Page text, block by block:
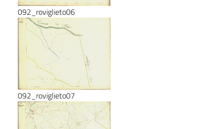
092_roviglieto06
092_roviglieto07